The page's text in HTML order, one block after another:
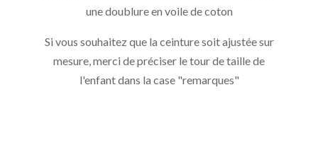
une doublure en voile de coton
Si vous souhaitez que la ceinture soit ajustée sur
mesure, merci de préciser le tour de taille de
l'enfant dans la case "remarques"